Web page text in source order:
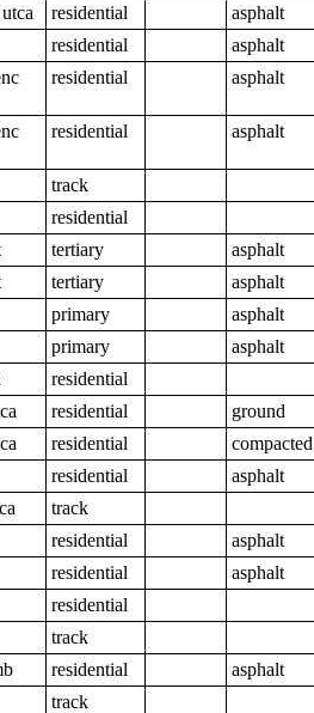
residential
asphalt
residential
asphalt
residential asphalt
residential asphalt
track
residential
tertiary
asphalt
tertiary
asphalt
primary
asphalt
primary
asphalt
residential
residential
ground
residential
compacted
residential
asphalt
track
residential
asphalt
residential
asphalt
residential
track
residential
asphalt
track